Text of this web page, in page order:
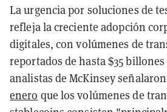
La urgencia por soluciones de
refleja la creciente adopción
digitales, con volúmenes de
reportados de hasta $35
analistas de McKinsey
enero que los volúmenes de